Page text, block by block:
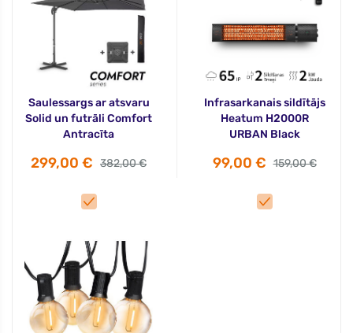
Saulessargs ar atsvaru
Solid un futrāli Comfort
Antracīta
299,00 € 382,00 €
Infrasarkanais sildītājs
Heatum H2000R
URBAN Black
99,00 € 159,00 €